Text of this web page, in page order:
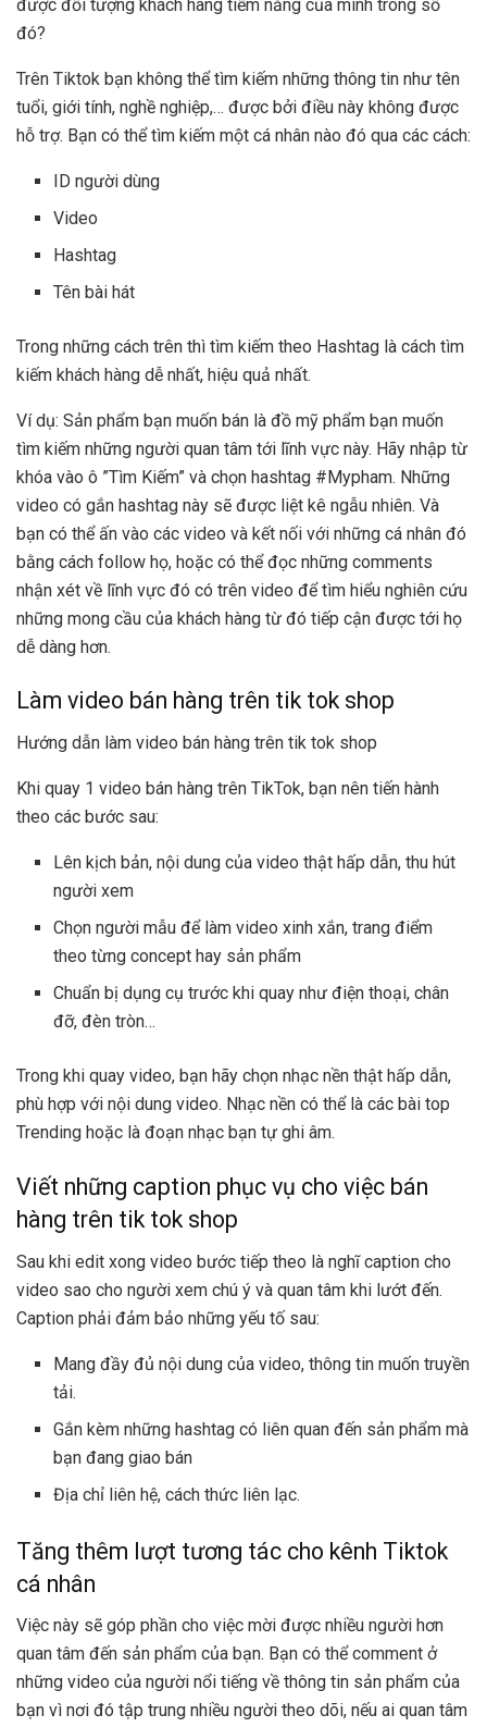
được đối tượng khách hàng tiềm năng của mình trong số
đó?
Trên Tiktok bạn không thể tìm kiếm những thông tin như tên
tuổi, giới tính, nghề nghiệp,… được bởi điều này không được
hỗ trợ. Bạn có thể tìm kiếm một cá nhân nào đó qua các cách:
ID người dùng
Video
Hashtag
Tên bài hát
Trong những cách trên thì tìm kiếm theo Hashtag là cách tìm
kiếm khách hàng dễ nhất, hiệu quả nhất.
Ví dụ: Sản phẩm bạn muốn bán là đồ mỹ phẩm bạn muốn
tìm kiếm những người quan tâm tới lĩnh vực này. Hãy nhập từ
khóa vào ô ”Tìm Kiếm” và chọn hashtag #Mypham. Những
video có gắn hashtag này sẽ được liệt kê ngẫu nhiên. Và
bạn có thể ấn vào các video và kết nối với những cá nhân đó
bằng cách follow họ, hoặc có thể đọc những comments
nhận xét về lĩnh vực đó có trên video để tìm hiểu nghiên cứu
những mong cầu của khách hàng từ đó tiếp cận được tới họ
dễ dàng hơn.
Làm video bán hàng trên tik tok shop
Hướng dẫn làm video bán hàng trên tik tok shop
Khi quay 1 video bán hàng trên TikTok, bạn nên tiến hành
theo các bước sau:
Lên kịch bản, nội dung của video thật hấp dẫn, thu hút
người xem
Chọn người mẫu để làm video xinh xắn, trang điểm
theo từng concept hay sản phẩm
Chuẩn bị dụng cụ trước khi quay như điện thoại, chân
đỡ, đèn tròn…
Trong khi quay video, bạn hãy chọn nhạc nền thật hấp dẫn,
phù hợp với nội dung video. Nhạc nền có thể là các bài top
Trending hoặc là đoạn nhạc bạn tự ghi âm.
Viết những caption phục vụ cho việc bán
hàng trên tik tok shop
Sau khi edit xong video bước tiếp theo là nghĩ caption cho
video sao cho người xem chú ý và quan tâm khi lướt đến.
Caption phải đảm bảo những yếu tố sau:
Mang đầy đủ nội dung của video, thông tin muốn truyền
tải.
Gắn kèm những hashtag có liên quan đến sản phẩm mà
bạn đang giao bán
Địa chỉ liên hệ, cách thức liên lạc.
Tăng thêm lượt tương tác cho kênh Tiktok
cá nhân
Việc này sẽ góp phần cho việc mời được nhiều người hơn
quan tâm đến sản phẩm của bạn. Bạn có thể comment ở
những video của người nổi tiếng về thông tin sản phẩm của
bạn vì nơi đó tập trung nhiều người theo dõi, nếu ai quan tâm